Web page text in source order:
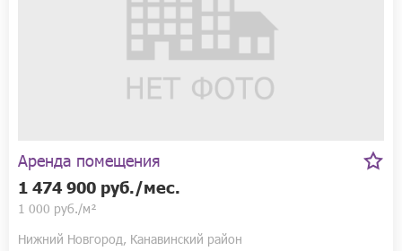
Аренда помещения
1 474 900 руб./мес.
1 000 руб./м²
Нижний Новгород, Канавинский район